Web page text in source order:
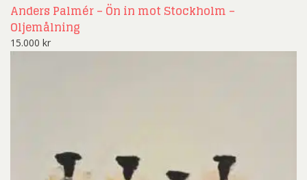
Anders Palmér – Ön in mot Stockholm –
Oljemålning
15.000 kr